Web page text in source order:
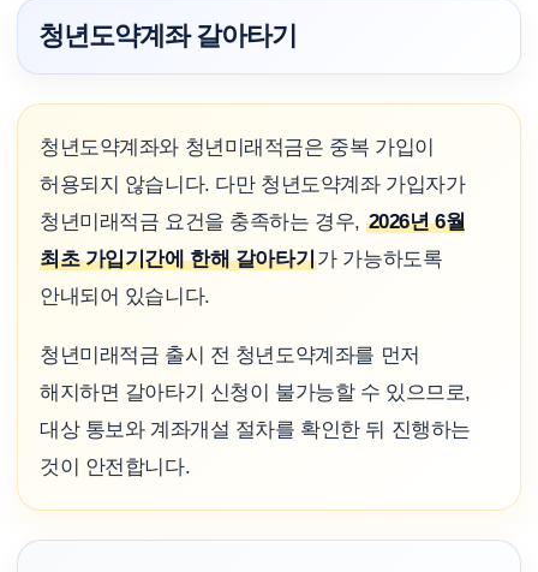
청년도약계좌 갈아타기
청년도약계좌와 청년미래적금은 중복 가입이
허용되지 않습니다. 다만 청년도약계좌 가입자가
청년미래적금 요건을 충족하는 경우, 2026년 6월
최초 가입기간에 한해 갈아타기가 가능하도록
안내되어 있습니다.
청년미래적금 출시 전 청년도약계좌를 먼저
해지하면 갈아타기 신청이 불가능할 수 있으므로,
대상 통보와 계좌개설 절차를 확인한 뒤 진행하는
것이 안전합니다.